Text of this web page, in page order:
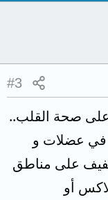
#3
صحة القلب..
في عضلات و
على مناطق
أو